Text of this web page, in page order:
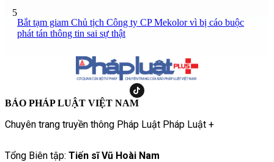
5
Bắt tạm giam Chủ tịch Công ty CP Mekolor vì bị cáo buộc
phát tán thông tin sai sự thật
BÁO PHÁP LUẬT VIỆT NAM
Chuyên trang truyền thông Pháp Luật Pháp Luật +
Tổng Biên tập: Tiến sĩ Vũ Hoài Nam